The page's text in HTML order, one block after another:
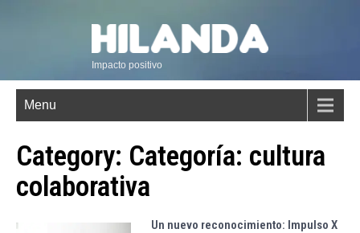
Impacto positivo
Menu
Category: Categoría: cultura
colaborativa
Un nuevo reconocimiento: Impulso X